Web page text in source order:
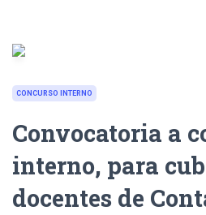
CONCURSO INTERNO
Convocatoria a
interno, para
docentes de